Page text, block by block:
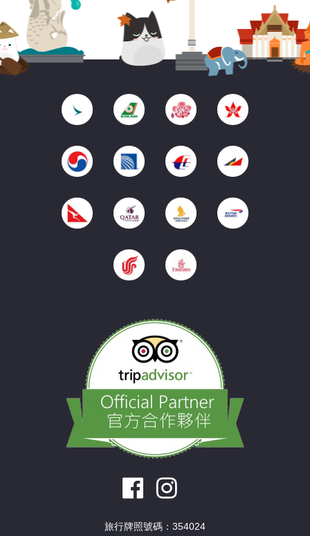
旅行牌照號碼：354024